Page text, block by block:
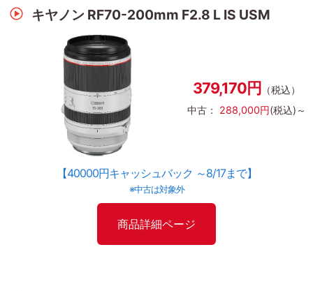
キヤノン RF70-200mm F2.8 L IS USM
379,170円 （税込）
中古： 288,000円(税込)～
【40000円キャッシュバック ～8/17まで】
※中古は対象外
商品詳細ページ